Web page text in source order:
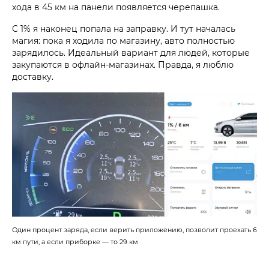
хода в 45 км на панели появляется черепашка.
С 1% я наконец попала на заправку. И тут началась
магия: пока я ходила по магазину, авто полностью
зарядилось. Идеальный вариант для людей, которые
закупаются в офлайн-магазинах. Правда, я люблю
доставку.
Один процент заряда, если верить приложению, позволит проехать 6
км пути, а если приборке — то 29 км